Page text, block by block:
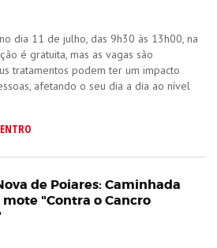
dia 11 de julho, das 9h30 às 13h00, na
é gratuita, mas as vagas são
tratamentos podem ter um impacto
afetando o seu dia a dia ao nível
de Poiares: Caminhada
mote "Contra o Cancro